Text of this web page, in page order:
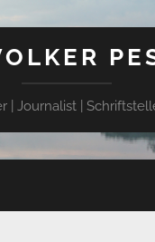
| Journalist |